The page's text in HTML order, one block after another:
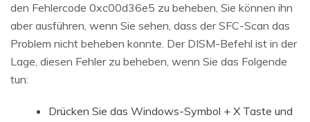
den Fehlercode 0xc00d36e5 zu beheben, Sie können ihn
aber ausführen, wenn Sie sehen, dass der SFC-Scan das
Problem nicht beheben konnte. Der DISM-Befehl ist in der
Lage, diesen Fehler zu beheben, wenn Sie das Folgende
tun:
Drücken Sie das Windows-Symbol + X Taste und